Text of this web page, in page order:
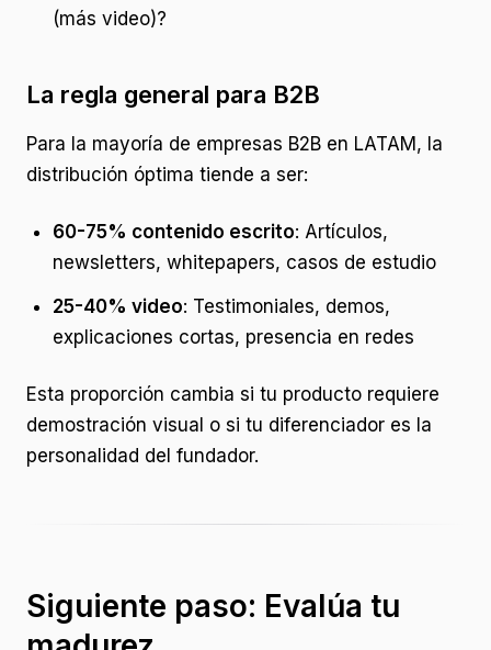
(más video)?
La regla general para B2B
Para la mayoría de empresas B2B en LATAM, la
distribución óptima tiende a ser:
60-75% contenido escrito: Artículos,
newsletters, whitepapers, casos de estudio
25-40% video: Testimoniales, demos,
explicaciones cortas, presencia en redes
Esta proporción cambia si tu producto requiere
demostración visual o si tu diferenciador es la
personalidad del fundador.
Siguiente paso: Evalúa tu